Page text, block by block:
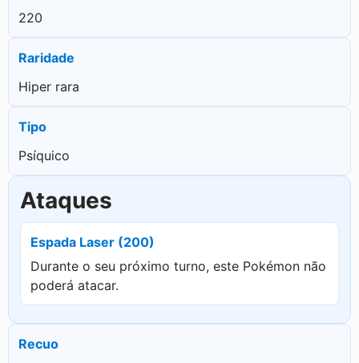
220
Raridade
Hiper rara
Tipo
Psíquico
Ataques
Espada Laser (200)
Durante o seu próximo turno, este Pokémon não
poderá atacar.
Recuo